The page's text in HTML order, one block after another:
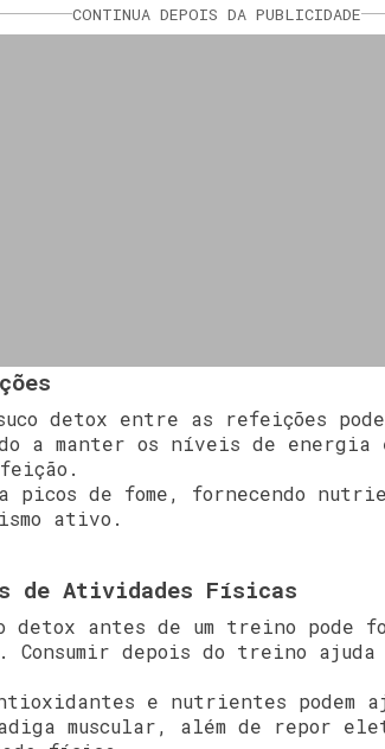
CONTINUA DEPOIS DA PUBLICIDADE
detox entre as refeições
a manter os níveis de
picos de fome, fornecendo
ativo.
de Atividades Físicas
detox antes de um treino pode
depois do treino ajuda
e nutrientes podem
muscular, além de repor